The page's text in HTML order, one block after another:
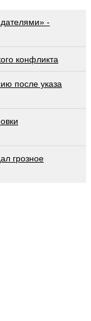
-
конфликта
после указа
грозное